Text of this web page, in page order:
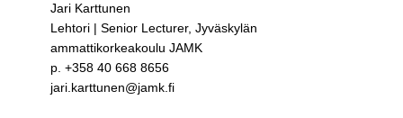
Jari Karttunen
Lehtori | Senior Lecturer, Jyväskylän
ammattikorkeakoulu JAMK
p. +358 40 668 8656
jari.karttunen@jamk.fi